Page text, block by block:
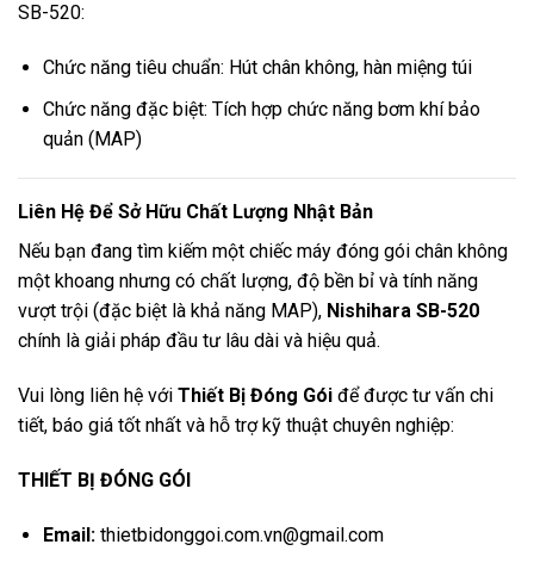
SB-520:
Chức năng tiêu chuẩn: Hút chân không, hàn miệng túi
Chức năng đặc biệt: Tích hợp chức năng bơm khí bảo
quản (MAP)
Liên Hệ Để Sở Hữu Chất Lượng Nhật Bản
Nếu bạn đang tìm kiếm một chiếc máy đóng gói chân không
một khoang nhưng có chất lượng, độ bền bỉ và tính năng
vượt trội (đặc biệt là khả năng MAP), Nishihara SB-520
chính là giải pháp đầu tư lâu dài và hiệu quả.
Vui lòng liên hệ với Thiết Bị Đóng Gói để được tư vấn chi
tiết, báo giá tốt nhất và hỗ trợ kỹ thuật chuyên nghiệp:
THIẾT BỊ ĐÓNG GÓI
Email:thietbidonggoi.com.vn@gmail.com